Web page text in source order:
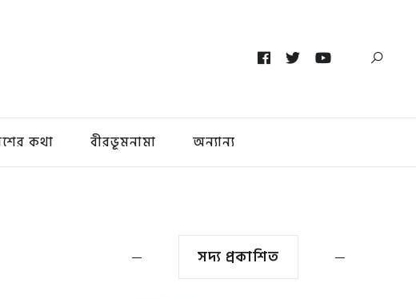
কথা বীরভূমনামা অন্যান্য
সদ্য প্রকাশিত